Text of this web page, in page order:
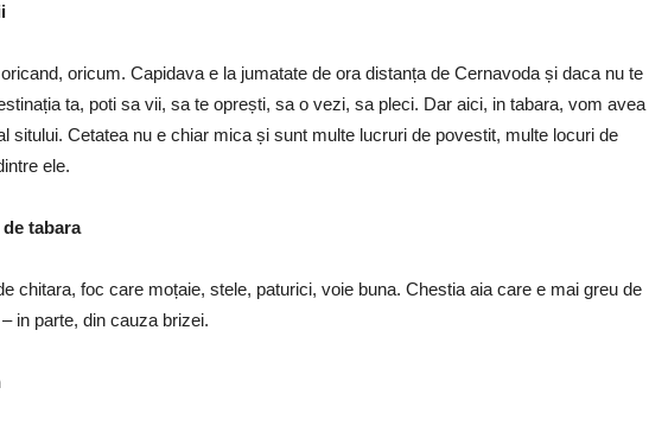
oricum. Capidava e la jumatate de ora distanța de Cernavoda și daca nu te
ta, poti sa vii, sa te oprești, sa o vezi, sa pleci. Dar aici, in tabara, vom avea
sitului. Cetatea nu e chiar mica și sunt multe lucruri de povestit, multe locuri de
ele.
tabara
chitara, foc care moțaie, stele, paturici, voie buna. Chestia aia care e mai greu de
in parte, din cauza brizei.